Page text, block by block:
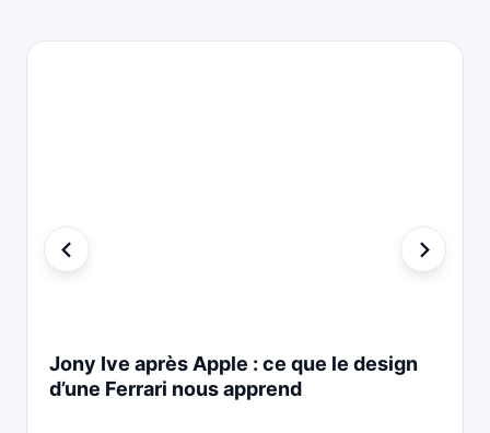
Jony Ive après Apple : ce que le design
d’une Ferrari nous apprend